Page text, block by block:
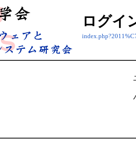
ログイ